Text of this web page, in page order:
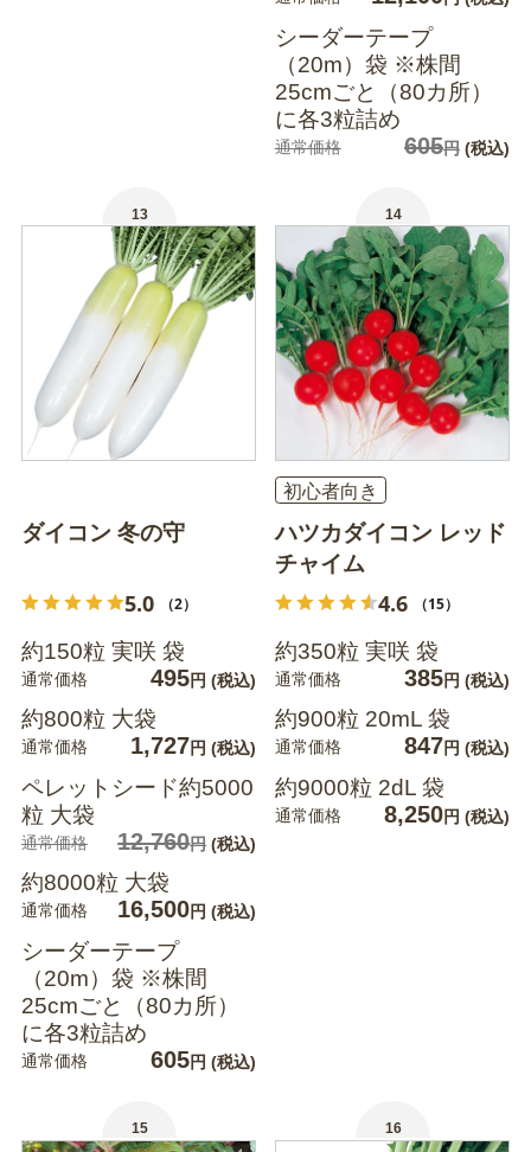
シーダーテープ
（20m）袋 ※株間
25cmごと（80カ所）
に各3粒詰め
通常価格 605円 (税込)
13
ダイコン 冬の守
5.0 （2）
約150粒 実咲 袋
通常価格 495円 (税込)
約800粒 大袋
通常価格 1,727円 (税込)
ペレットシード約5000
粒 大袋
通常価格 12,760円(税込)
約8000粒 大袋
通常価格 16,500円 (税込)
シーダーテープ
（20m）袋 ※株間
25cmごと（80カ所）
に各3粒詰め
通常価格 605円 (税込)
14
初心者向き
ハツカダイコン レッド
チャイム
4.6 （15）
約350粒 実咲 袋
通常価格 385円 (税込)
約900粒 20mL 袋
通常価格 847円 (税込)
約9000粒 2dL 袋
通常価格 8,250円 (税込)
15 16